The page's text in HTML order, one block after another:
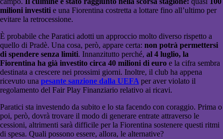
milioni investiti e una Fiorentina costretta a lottare fino all’ultimo per
evitare la retrocessione.
È probabile che Paratici adotti un approccio molto diverso rispetto a
quello di Pradè. Una cosa, però, appare certa: non potrà permettersi
di spendere senza limiti. Innanzitutto perché, al 4 luglio, la
Fiorentina ha già investito circa 40 milioni di euro e la cifra sembra
destinata a crescere nei prossimi giorni. Inoltre, il club ha appena
ricevuto una pesante sanzione dalla UEFA per aver violato il
regolamento del Fair Play Finanziario relativo ai ricavi.
Paratici sta investendo da subito e lo sta facendo con coraggio. Prima o
poi, però, dovrà trovare il modo di generare entrate attraverso le
cessioni, altrimenti sarà difficile per la Fiorentina sostenere questi ritmi
di spesa. Quali possono essere, allora, le alternative?